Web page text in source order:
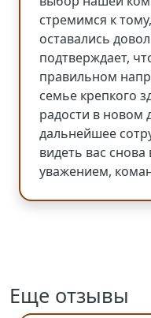
стремимся к
оставались
подтверждает,
правильном
семье крепкого
радости в новом
дальнейшее
видеть вас
уважением,
Еще отзывы